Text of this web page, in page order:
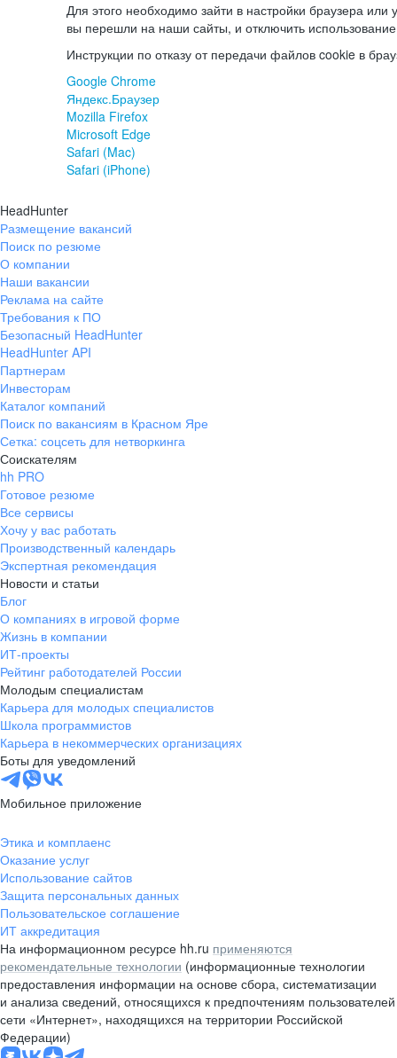
Для этого необходимо зайти в настройки браузера или
вы перешли на наши сайты, и отключить
Инструкции по отказу от передачи файлов cookie в
Google Chrome
Яндекс.Браузер
Mozilla Firefox
Microsoft Edge
Safari (Mac)
Safari (iPhone)
HeadHunter
Размещение вакансий
Поиск по резюме
О компании
Наши вакансии
Реклама на сайте
Требования к ПО
Безопасный HeadHunter
HeadHunter API
Партнерам
Инвесторам
Каталог компаний
Поиск по вакансиям в Красном Яре
Сетка: соцсеть для нетворкинга
Соискателям
hh PRO
Готовое резюме
Все сервисы
Хочу у вас работать
Производственный календарь
Экспертная рекомендация
Новости и статьи
Блог
О компаниях в игровой форме
Жизнь в компании
ИТ-проекты
Рейтинг работодателей России
Молодым специалистам
Карьера для молодых специалистов
Школа программистов
Карьера в некоммерческих организациях
Боты для уведомлений
Мобильное приложение
Этика и комплаенс
Оказание услуг
Использование сайтов
Защита персональных данных
Пользовательское соглашение
ИТ аккредитация
На информационном ресурсе hh.ru применяются
рекомендательные технологии (информационные технологии
предоставления информации на основе сбора, систематизации
и анализа сведений, относящихся к предпочтениям пользователей
сети «Интернет», находящихся на территории Российской
Федерации)